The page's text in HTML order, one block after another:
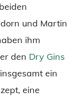
und Martin
ihm
den Dry Gins
ein
eine